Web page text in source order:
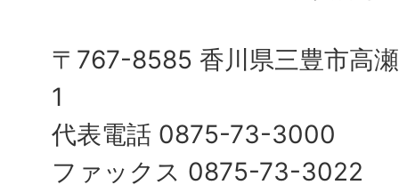
〒767-8585 香川県三豊市高
1
代表電話 0875-73-3000
ファックス 0875-73-3022